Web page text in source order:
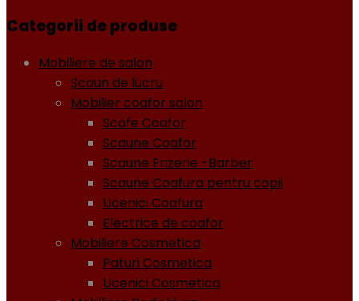
Categorii de produse
Mobiliere de salon
Scaun de lucru
Mobilier coafor salon
Scafe Coafor
Scaune Coafor
Scaune Frizerie -Barber
Scaune Coafura pentru copii
Ucenici Coafura
Electrice de coafor
Mobiliere Cosmetica
Paturi Cosmetica
Ucenici Cosmetica